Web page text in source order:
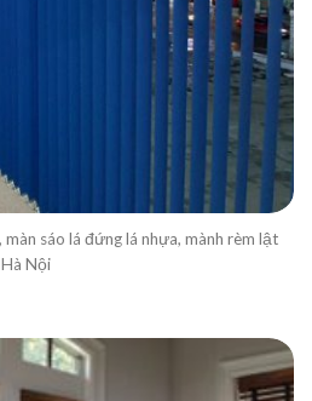
sáo lá đứng lá nhựa, mành rèm lật
Nội